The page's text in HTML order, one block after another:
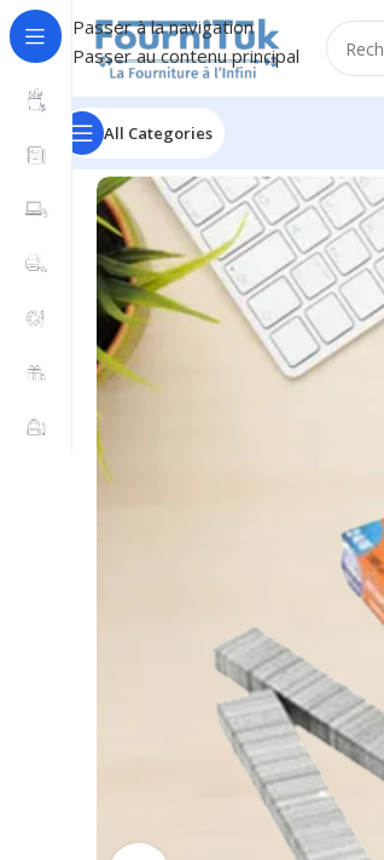
Passer à la navigation
Passer au contenu principal
All Categories
Accueil/Fourniture de Bureau